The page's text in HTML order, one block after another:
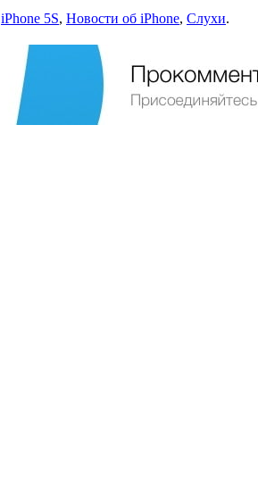
iPhone 5S, Новости об iPhone, Слухи.